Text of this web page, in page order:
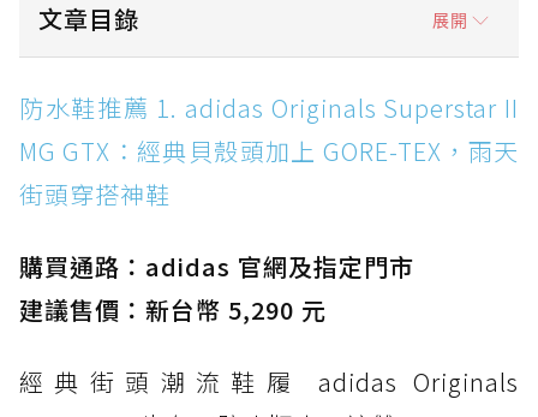
文章目錄 展開
防水鞋推薦 1. adidas Originals Superstar II
MG GTX：經典貝殼頭加上 GORE-TEX，雨天街
頭穿搭神鞋
防水鞋推薦 2. New Balance Hierro v9 GORE-
防水鞋推薦 3. Nike Dunk Low GORE-TEX：
經典 Dunk 輪廓加上防水科技，雨天穿搭帥度不
打折
防水鞋推薦 4. ASICS TRABUCO 14 GTX：搭
載 GORE-TEX 隱形貼合科技，全方位防水神鞋
防水鞋推薦 1. adidas Originals Superstar II
MG GTX：經典貝殼頭加上 GORE-TEX，雨天
街頭穿搭神鞋
購買通路：adidas 官網及指定門市
建議售價：新台幣 5,290 元
經典街頭潮流鞋履 adidas Originals